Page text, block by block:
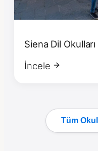
Siena Dil Okulları
İncele
Tüm